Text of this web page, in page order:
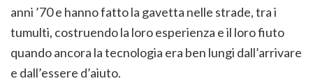
anni ’70 e hanno fatto la gavetta nelle strade, tra i
tumulti, costruendo la loro esperienza e il loro fiuto
quando ancora la tecnologia era ben lungi dall’arrivare
e dall’essere d’aiuto.